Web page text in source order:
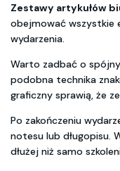
Zestawy artykułów
obejmować wszystkie
wydarzenia.
Warto zadbać o
podobna technika
graficzny sprawią, że
Po zakończeniu
notesu lub długopisu.
dłużej niż samo